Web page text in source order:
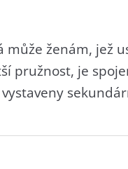
ženám, jež
pružnost, je